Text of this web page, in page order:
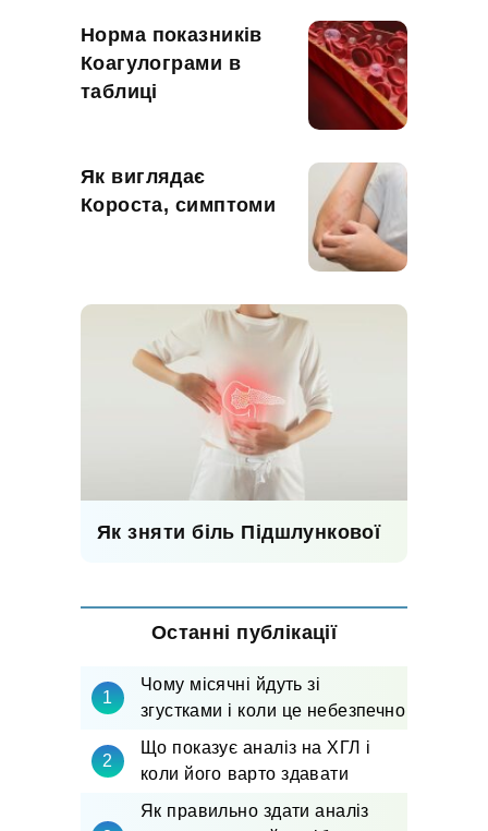
Норма показників
Коагулограми в
таблиці
Як виглядає
Короста, симптоми
Як зняти біль Підшлункової
Останні публікації
Чому місячні йдуть зі
згустками і коли це небезпечно
Що показує аналіз на ХГЛ і
коли його варто здавати
Як правильно здати аналіз